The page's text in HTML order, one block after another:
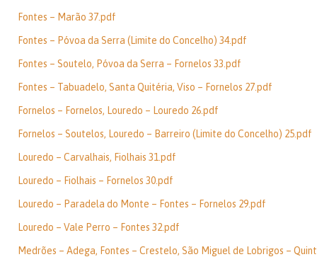
Fontes – Marão 37.pdf
Fontes – Póvoa da Serra (Limite do Concelho) 34.pdf
Fontes – Soutelo, Póvoa da Serra – Fornelos 33.pdf
Fontes – Tabuadelo, Santa Quitéria, Viso – Fornelos 27.pdf
Fornelos – Fornelos, Louredo – Louredo 26.pdf
Fornelos – Soutelos, Louredo – Barreiro (Limite do Concelho) 25.pdf
Louredo – Carvalhais, Fiolhais 31.pdf
Louredo – Fiolhais – Fornelos 30.pdf
Louredo – Paradela do Monte – Fontes – Fornelos 29.pdf
Louredo – Vale Perro – Fontes 32.pdf
Medrões – Adega, Fontes – Crestelo, São Miguel de Lobrigos –